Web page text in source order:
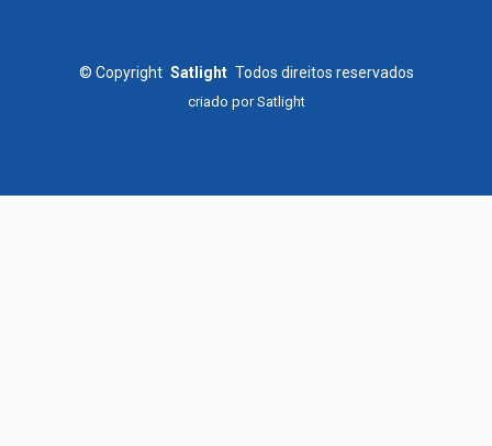
© Copyright Satlight Todos direitos reservados
criado porSatlight